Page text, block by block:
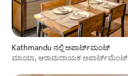
Kathmandu ನಲ್ಲಿ ಅಪಾರ್ಟ್‌ಮಂಟ್
ಮಾಯಾ, ಆರಾಮದಾಯಕ ಅಪಾರ್ಟ್‌ಮೆಂಟ್